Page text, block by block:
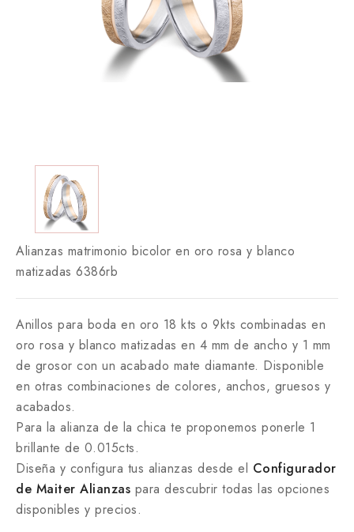
Alianzas matrimonio bicolor en oro rosa y blanco
matizadas 6386rb
Anillos para boda en oro 18 kts o 9kts combinadas en
oro rosa y blanco matizadas en 4 mm de ancho y 1 mm
de grosor con un acabado mate diamante. Disponible
en otras combinaciones de colores, anchos, gruesos y
acabados.
Para la alianza de la chica te proponemos ponerle 1
brillante de 0.015cts.
Diseña y configura tus alianzas desde el Configurador
de Maiter Alianzas para descubrir todas las opciones
disponibles y precios.